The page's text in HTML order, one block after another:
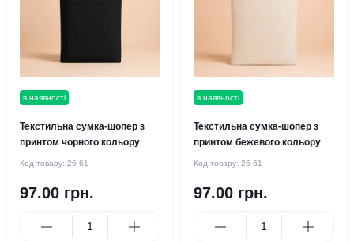
в наявності
Текстильна сумка-шопер з
принтом чорного кольору
Код товару: 26-61
97.00 грн.
в наявності
Текстильна сумка-шопер з
принтом бежевого кольору
Код товару: 26-61
97.00 грн.